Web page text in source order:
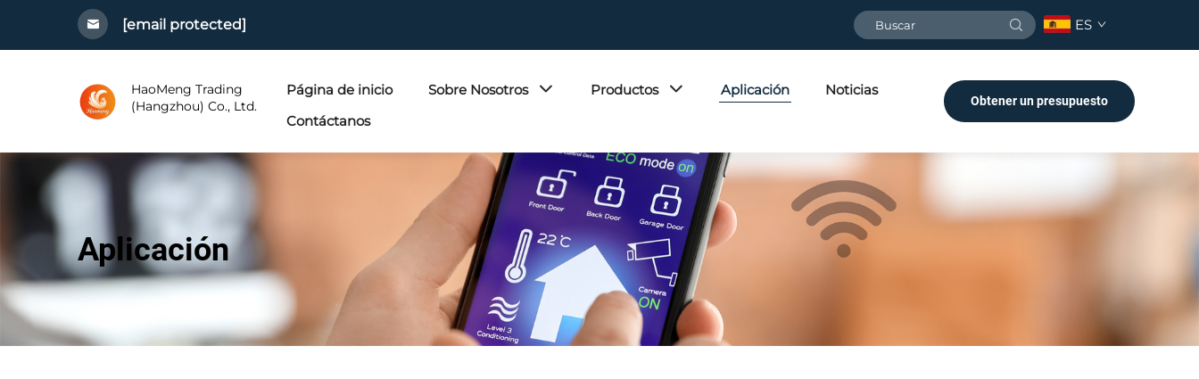
[email protected] ES
HaoMeng Trading
(Hangzhou) Co., Ltd.
Página de inicio Sobre Nosotros Productos Aplicación
Noticias
Contáctanos
Obtener un presupuesto
Aplicación